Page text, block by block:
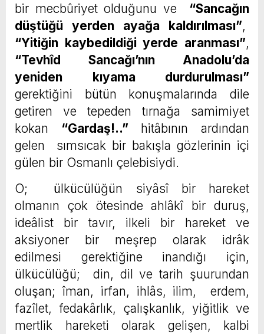
bir mecbûriyet olduğunu ve “Sancağın
düştüğü yerden ayağa kaldırılması”,
“Yitiğin kaybedildiği yerde aranması”,
“Tevhîd Sancağı’nın Anadolu’da
yeniden kıyama durdurulması”
gerektiğini bütün konuşmalarında dile
getiren ve tepeden tırnağa samimiyet
kokan “Gardaş!..” hitâbının ardından
gelen sımsıcak bir bakışla gözlerinin içi
gülen bir Osmanlı çelebisiydi.
O; ülkücülüğün siyâsî bir hareket
olmanın çok ötesinde ahlâkî bir duruş,
ideâlist bir tavır, ilkeli bir hareket ve
aksiyoner bir meşrep olarak idrâk
edilmesi gerektiğine inandığı için,
ülkücülüğü; din, dil ve tarih şuurundan
oluşan; îman, irfan, ihlâs, ilim, erdem,
fazîlet, fedakârlık, çalışkanlık, yiğitlik ve
mertlik hareketi olarak gelişen, kalbi